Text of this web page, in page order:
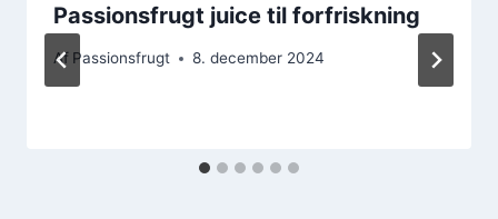
Passionsfrugt juice til forfriskning
Af Passionsfrugt 8. december 2024